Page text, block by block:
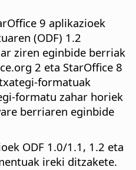
9 aplikazioek
(ODF) 1.2
ziren eginbide berriak
2 eta StarOffice 8
formatuak
formatu zahar horiek
berriaren eginbide
ODF 1.0/1.1, 1.2 eta
ireki ditzakete.